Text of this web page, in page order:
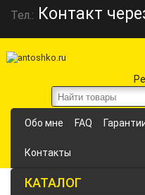
Тел.: Контакт
Обо мне FAQ
Контакты
КАТАЛОГ